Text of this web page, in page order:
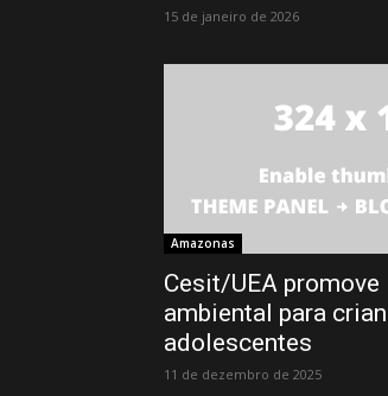
15 de janeiro de 2026
Amazonas
Cesit/UEA promove
ambiental para
adolescentes
11 de dezembro de 2025